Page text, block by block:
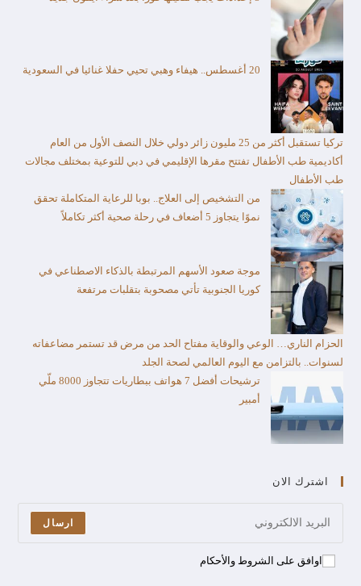
20 أغسطس.. هيفاء وهبي تحيي حفلا غنائيا في السعودية
تركيا تستقبل أكثر من 25 مليون زائر دولي خلال النصف الأول من العام​
أكاديمية طب الأطفال تفتتح مقرها الإقليمي في دبي للتوعية بمختلف مجالات
طب الأطفال
من التشخيص إلى العلاج.. بوبا للرعاية المتكاملة تحقق
نموًا يتجاوز 5 أضعاف في رحلة صحية أكثر تكاملاً
موجة صعود الأسهم المرتبطة بالذكاء الاصطناعي في
كوريا الجنوبية تأتي مصحوبة بتقلبات مرتفعة
الحزام الناري… الوعي والوقاية مفتاح الحد من مرض قد تستمر مضاعفاته
لسنوات.. بالتزامن مع اليوم العالمي لصحة الجلد
ترشيحات أفضل 7 هواتف ببطاريات تتجاوز 8000 ملّي
أمبير
اشترك الان
ارسال
اوافق على الشروط والأحكام